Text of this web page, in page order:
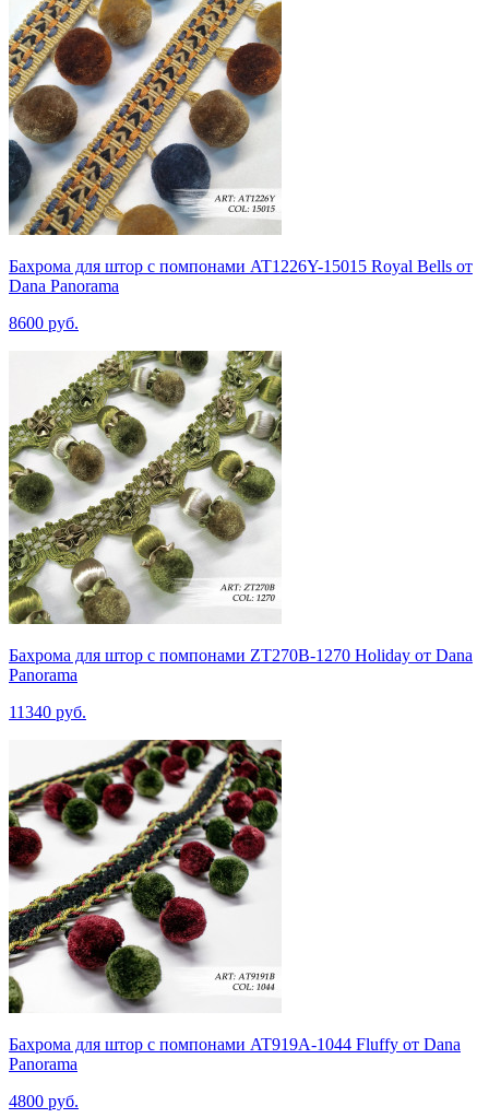
Бахрома для штор с помпонами AT1226Y-15015 Royal Bells от
Dana Panorama
8600 руб.
Бахрома для штор с помпонами ZT270B-1270 Holiday от Dana
Panorama
11340 руб.
Бахрома для штор с помпонами AT919A-1044 Fluffy от Dana
Panorama
4800 руб.